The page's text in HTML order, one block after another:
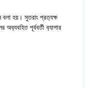
বলা হয়। সুতরাং প্রত‍্যক্ষ
অব‍্যবহিত পূর্ববর্তী ব‍্যাপার